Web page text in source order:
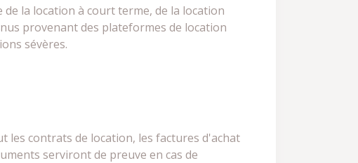
la location à court terme, de la location
provenant des plateformes de location
sévères.
les contrats de location, les factures d'achat
serviront de preuve en cas de